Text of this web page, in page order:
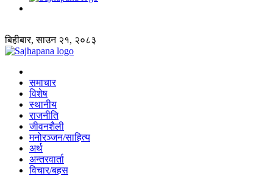
बिहीबार, साउन २१, २०८३
समाचार
विशेष
स्थानीय
राजनीति
जीवनशैली
मनोरञ्जन/साहित्य
अर्थ
अन्तरवार्ता
विचार/बहस